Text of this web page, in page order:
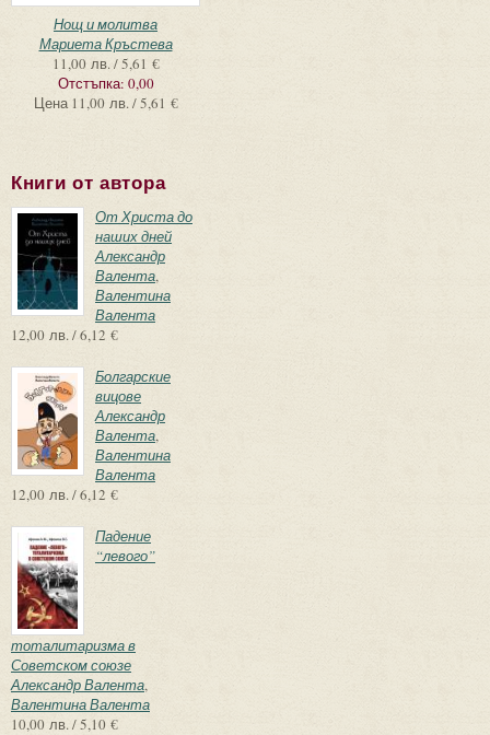
Нощ и молитва
Мариета Кръстева
11,00 лв. / 5,61 €
Отстъпка: 0,00
Цена 11,00 лв. / 5,61 €
Книги от автора
От Христа до
наших дней
Александр
Валента,
Валентина
Валента
12,00 лв. / 6,12 €
Болгарские
вицове
Александр
Валента,
Валентина
Валента
12,00 лв. / 6,12 €
Падение
“левого”
тоталитаризма в
Советском союзе
Александр Валента,
Валентина Валента
10,00 лв. / 5,10 €